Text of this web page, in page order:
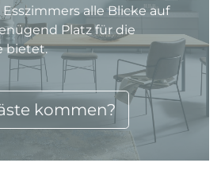
alle Blicke auf
Platz für die
bietet.
kommen?